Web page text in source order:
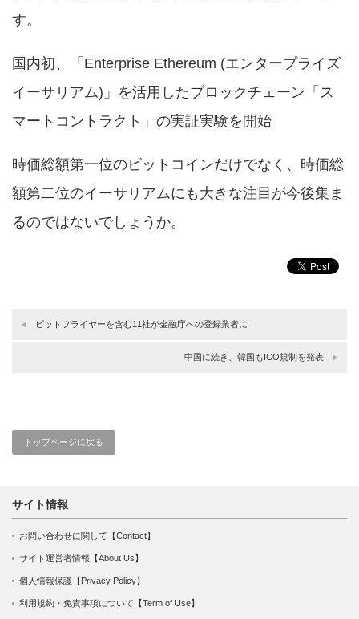
す。
国内初、「Enterprise Ethereum (エンタープライズ
イーサリアム)」を活用したブロックチェーン「ス
マートコントラクト」の実証実験を開始
時価総額第一位のビットコインだけでなく、時価総
額第二位のイーサリアムにも大きな注目が今後集ま
るのではないでしょうか。
ビットフライヤーを含む11社が金融庁への登録業者に！
中国に続き、韓国もICO規制を発表
トップページに戻る
サイト情報
お問い合わせに関して【Contact】
サイト運営者情報【About Us】
個人情報保護【Privacy Policy】
利用規約・免責事項について【Term of Use】